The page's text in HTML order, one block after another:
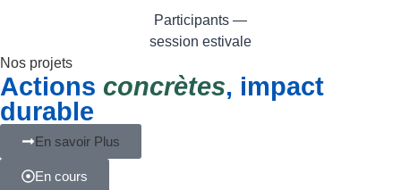
Participants —
session estivale
Nos projets
Actions concrètes, impact
durable
En savoir Plus
En cours